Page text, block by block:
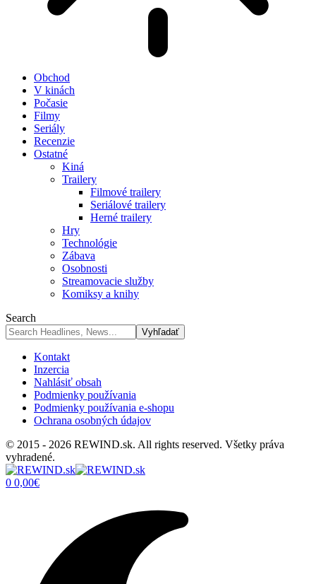
Obchod
V kinách
Počasie
Filmy
Seriály
Recenzie
Ostatné
Kiná
Trailery
Filmové trailery
Seriálové trailery
Herné trailery
Hry
Technológie
Zábava
Osobnosti
Streamovacie služby
Komiksy a knihy
Search
Kontakt
Inzercia
Nahlásiť obsah
Podmienky používania
Podmienky používania e-shopu
Ochrana osobných údajov
© 2015 - 2026 REWIND.sk. All rights reserved. Všetky práva
vyhradené.
0 0,00€